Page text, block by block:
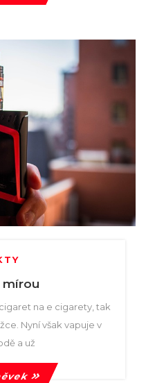
mírou
na e cigarety, tak
Nyní však vapuje v
a už